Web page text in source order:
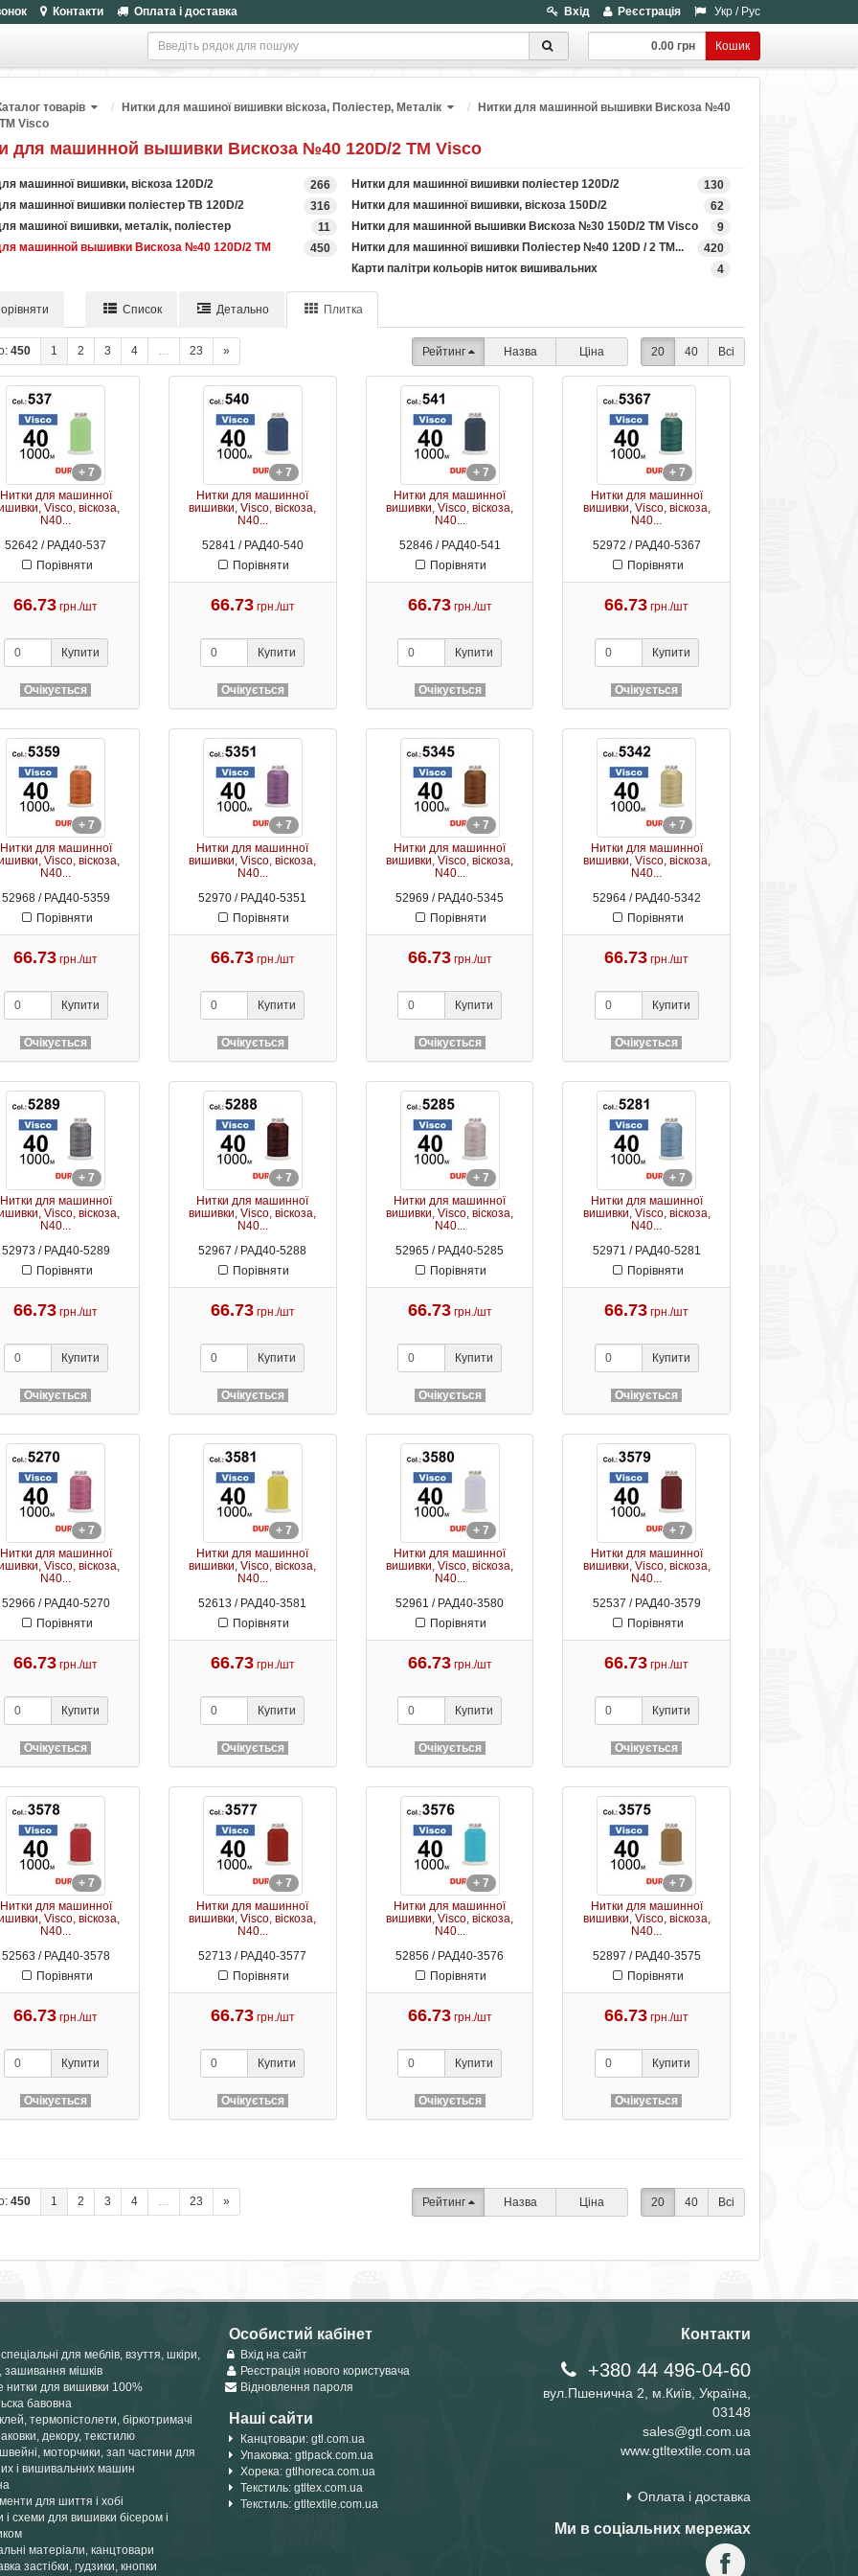
Контакти Оплата і доставка Вхід Реєстрація Укр/ Рус
0.00 грн Кошик
товарів Нитки для машиної вишивки віскоза, Поліестер, Металік
Нитки для машинной вышивки Вискоза №40
Visco
для машинной вышивки Вискоза №40 120D/2 ТМ Visco
266
машинної вишивки, віскоза 120D/2 130
Нитки для машинної вишивки поліестер 120D/2
316
машинної вишивки поліестер TB 120D/2 62
Нитки для машинної вишивки, віскоза 150D/2
11
машиної вишивки, металік, поліестер 9
Нитки для машинной вышивки Вискоза №30 150D/2 ТМ Visco
450
машинной вышивки Вискоза №40 120D/2 ТМ 420
Нитки для машинної вишивки Поліестер №40 120D / 2 TM...
4
Карти палітри кольорів ниток вишивальних
Список Детально Плитка
450 1 2 3 4 … 23 » Рейтинг Назва Ціна 20 40 Всі
+ 7
Нитки для машинної
Visco, віскоза,
N40...
52642 / РАД40-537
Порівняти
66.73 грн./шт
Купити
Очікується
+ 7
Нитки для машинної
вишивки, Visco, віскоза,
N40...
52841 / РАД40-540
Порівняти
66.73 грн./шт
Купити
Очікується
+ 7
Нитки для машинної
вишивки, Visco, віскоза,
N40...
52846 / РАД40-541
Порівняти
66.73 грн./шт
Купити
Очікується
+ 7
Нитки для машинної
вишивки, Visco, віскоза,
N40...
52972 / РАД40-5367
Порівняти
66.73 грн./шт
Купити
Очікується
+ 7
Нитки для машинної
Visco, віскоза,
N40...
52968 / РАД40-5359
Порівняти
66.73 грн./шт
Купити
Очікується
+ 7
Нитки для машинної
вишивки, Visco, віскоза,
N40...
52970 / РАД40-5351
Порівняти
66.73 грн./шт
Купити
Очікується
+ 7
Нитки для машинної
вишивки, Visco, віскоза,
N40...
52969 / РАД40-5345
Порівняти
66.73 грн./шт
Купити
Очікується
+ 7
Нитки для машинної
вишивки, Visco, віскоза,
N40...
52964 / РАД40-5342
Порівняти
66.73 грн./шт
Купити
Очікується
+ 7
Нитки для машинної
Visco, віскоза,
N40...
52973 / РАД40-5289
Порівняти
66.73 грн./шт
Купити
Очікується
+ 7
Нитки для машинної
вишивки, Visco, віскоза,
N40...
52967 / РАД40-5288
Порівняти
66.73 грн./шт
Купити
Очікується
+ 7
Нитки для машинної
вишивки, Visco, віскоза,
N40...
52965 / РАД40-5285
Порівняти
66.73 грн./шт
Купити
Очікується
+ 7
Нитки для машинної
вишивки, Visco, віскоза,
N40...
52971 / РАД40-5281
Порівняти
66.73 грн./шт
Купити
Очікується
+ 7
Нитки для машинної
Visco, віскоза,
N40...
52966 / РАД40-5270
Порівняти
66.73 грн./шт
Купити
Очікується
+ 7
Нитки для машинної
вишивки, Visco, віскоза,
N40...
52613 / РАД40-3581
Порівняти
66.73 грн./шт
Купити
Очікується
+ 7
Нитки для машинної
вишивки, Visco, віскоза,
N40...
52961 / РАД40-3580
Порівняти
66.73 грн./шт
Купити
Очікується
+ 7
Нитки для машинної
вишивки, Visco, віскоза,
N40...
52537 / РАД40-3579
Порівняти
66.73 грн./шт
Купити
Очікується
+ 7
Нитки для машинної
Visco, віскоза,
N40...
52563 / РАД40-3578
Порівняти
66.73 грн./шт
Купити
Очікується
+ 7
Нитки для машинної
вишивки, Visco, віскоза,
N40...
52713 / РАД40-3577
Порівняти
66.73 грн./шт
Купити
Очікується
+ 7
Нитки для машинної
вишивки, Visco, віскоза,
N40...
52856 / РАД40-3576
Порівняти
66.73 грн./шт
Купити
Очікується
+ 7
Нитки для машинної
вишивки, Visco, віскоза,
N40...
52897 / РАД40-3575
Порівняти
66.73 грн./шт
Купити
Очікується
450 1 2 3 4 … 23 » Рейтинг Назва Ціна 20 40 Всі
для меблів, взуття, шкіри,
зашивання мішків
нитки для вишивки 100%
бавовна
термопістолети, біркотримачі
декору, текстилю
моторчики, зап частини для
і вишивальних машин
для шиття і хобі
і схеми для вишивки бісером і
матеріали, канцтовари
застібки, гудзики, кнопки
Особистий кабінет
Вхід на сайт
Реєстрація нового користувача
Відновлення пароля
Наші сайти
Канцтовари: gtl.com.ua
Упаковка: gtlpack.com.ua
Хорека: gtlhoreca.com.ua
Текстиль: gtltex.com.ua
Текстиль: gtltextile.com.ua
Контакти
+380 44 496-04-60
вул.Пшенична 2, м.Київ, Україна,
03148
sales@gtl.com.ua
www.gtltextile.com.ua
Оплата і доставка
Ми в соціальних мережах